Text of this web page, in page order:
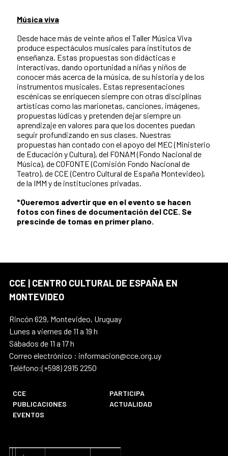
Música viva
Desde hace más de veinte años el Taller Música Viva
produce espectáculos musicales para institutos de
enseñanza. Estas propuestas son didácticas e
interactivas, dando oportunidad a niñas y niños de
conocer más acerca de la música, de su historia y de los
instrumentos musicales. Estas representaciones
escénicas se enriquecen siempre con otras disciplinas
artísticas como las marionetas, canciones, imágenes,
propuestas lúdicas y pretenden dejar siempre un
aprendizaje en valores para que los docentes puedan
seguir profundizando en sus clases. Nuestras
propuestas han contado con el apoyo del MEC (Ministerio
de Educación y Cultura), del FONAM (Fondo Nacional de
Música), de COFONTE (Comisión Fondo Nacional de
Teatro), de CCE (Centro Cultural de España Montevideo),
de la IMM y de instituciones privadas.
*Queremos advertir que en el evento se hacen
fotos con fines de documentación del CCE. Se
prescinde de tomas en primer plano.
CCE | CENTRO CULTURAL DE ESPAÑA EN
MONTEVIDEO
Rincón 629, Montevideo, Uruguay
Lunes a viernes de 11 a 19 h
Sábados de 11 a 17 h
Correo electrónico : informacion@cce.org.uy
Teléfono:(+598) 2915 2250
CCE
PARTICIPA
PUBLICACIONES
ACTUALIDAD
EVENTOS